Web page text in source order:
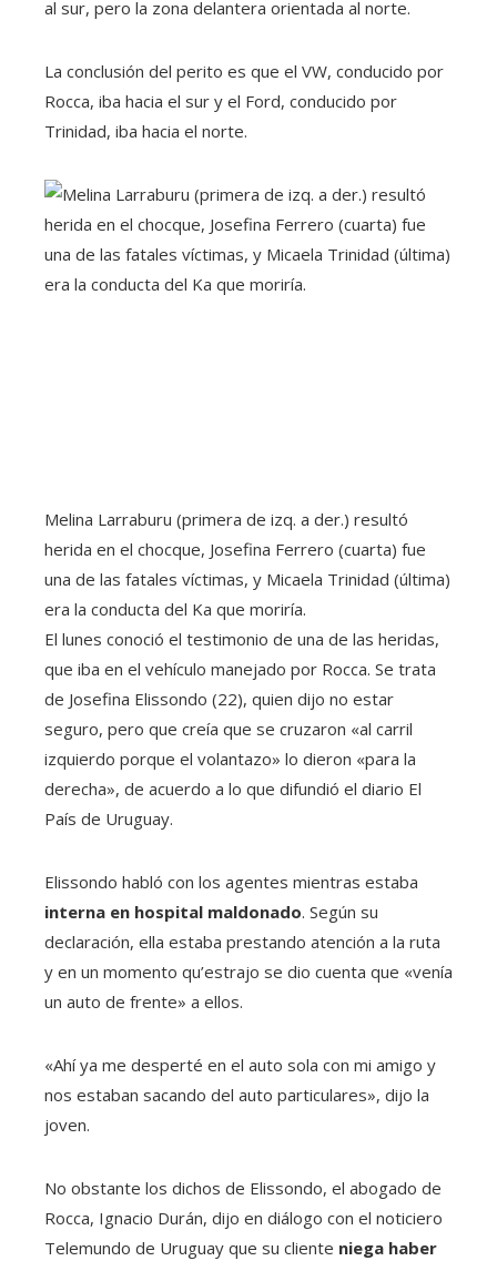
al sur, pero la zona delantera orientada al norte.
La conclusión del perito es que el VW, conducido por
Rocca, iba hacia el sur y el Ford, conducido por
Trinidad, iba hacia el norte.
Melina Larraburu (primera de izq. a der.) resultó
herida en el chocque, Josefina Ferrero (cuarta) fue
una de las fatales víctimas, y Micaela Trinidad (última)
era la conducta del Ka que moriría.
El lunes conoció el testimonio de una de las heridas,
que iba en el vehículo manejado por Rocca. Se trata
de Josefina Elissondo (22), quien dijo no estar
seguro, pero que creía que se cruzaron «al carril
izquierdo porque el volantazo» lo dieron «para la
derecha», de acuerdo a lo que difundió el diario El
País de Uruguay.
Elissondo habló con los agentes mientras estaba
interna en hospital maldonado. Según su
declaración, ella estaba prestando atención a la ruta
y en un momento qu’estrajo se dio cuenta que «venía
un auto de frente» a ellos.
«Ahí ya me desperté en el auto sola con mi amigo y
nos estaban sacando del auto particulares», dijo la
joven.
No obstante los dichos de Elissondo, el abogado de
Rocca, Ignacio Durán, dijo en diálogo con el noticiero
Telemundo de Uruguay que su cliente niega haber